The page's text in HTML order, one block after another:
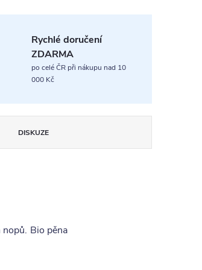
Rychlé doručení
ZDARMA
po celé ČR při nákupu nad 10
000 Kč
DISKUZE
Bio pěna